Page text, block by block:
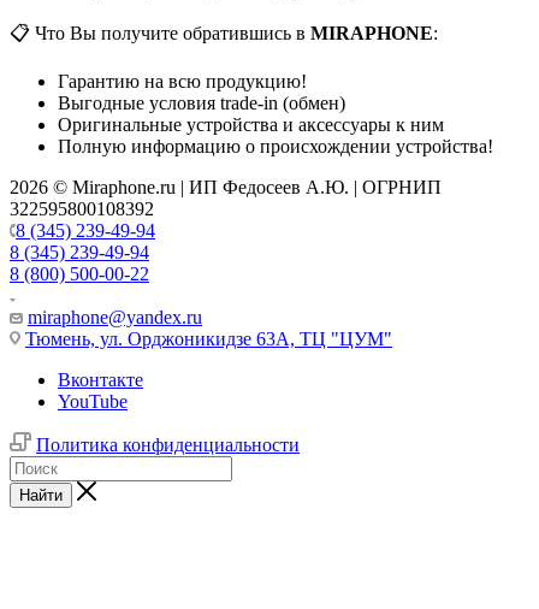
📋 Что Вы получите обратившись в MIRAPHONE:
Гарантию на всю продукцию!
Выгодные условия trade-in (обмен)
Оригинальные устройства и аксессуары к ним
Полную информацию о происхождении устройства!
2026 © Miraphone.ru | ИП Федосеев А.Ю. | ОГРНИП
322595800108392
8 (345) 239-49-94
8 (345) 239-49-94
8 (800) 500-00-22
miraphone@yandex.ru
Тюмень, ул. Орджоникидзе 63А, ТЦ "ЦУМ"
Вконтакте
YouTube
Политика конфиденциальности
Найти